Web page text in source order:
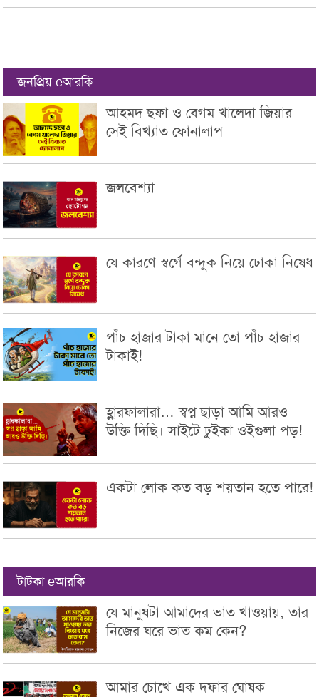
জনপ্রিয় eআরকি
আহমদ ছফা ও বেগম খালেদা জিয়ার
সেই বিখ্যাত ফোনালাপ
জলবেশ্যা
যে কারণে স্বর্গে বন্দুক নিয়ে ঢোকা নিষেধ
পাঁচ হাজার টাকা মানে তো পাঁচ হাজার
টাকাই!
হ্লারফালারা… স্বপ্ন ছাড়া আমি আরও
উক্তি দিছি। সাইটে ঢুইকা ওইগুলা পড়!
একটা লোক কত বড় শয়তান হতে পারে!
টাটকা eআরকি
যে মানুষটা আমাদের ভাত খাওয়ায়, তার
নিজের ঘরে ভাত কম কেন?
আমার চোখে এক দফার ঘোষক